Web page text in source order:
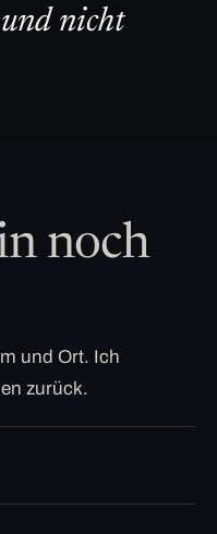
nicht
noch
und Ort. Ich
zurück.